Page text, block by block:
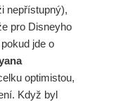
nepřístupný),
pro Disneyho
jde o
optimistou,
Když byl